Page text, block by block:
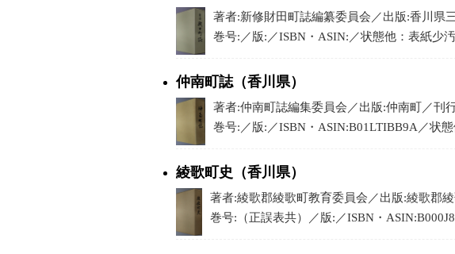
著者:新修財田町誌編纂委員会／出版:香川県
巻号:／版:／ISBN・ASIN:／状態他：表紙少
仲南町誌（香川県）
著者:仲南町誌編集委員会／出版:仲南町／刊
巻号:／版:／ISBN・ASIN:B01LTIBB9A／状
綾歌町史（香川県）
著者:綾歌郡綾歌町教育委員会／出版:綾歌郡
巻号:（正誤表共）／版:／ISBN・